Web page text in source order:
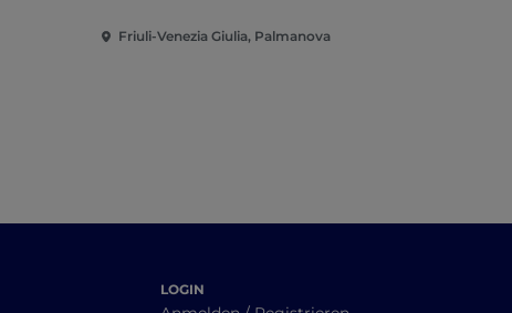
Friuli-Venezia Giulia, Palmanova
LOGIN